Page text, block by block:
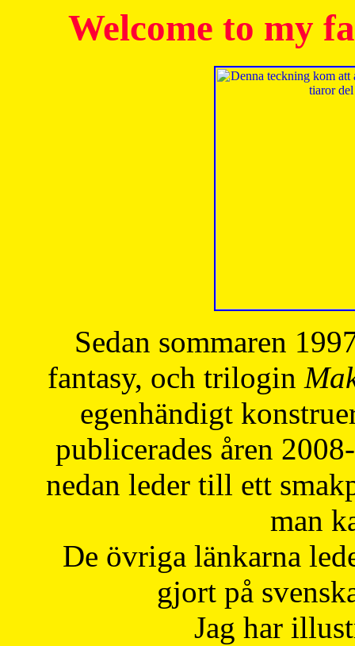
Welcome to my
Sedan sommaren
fantasy, och trilogin
egenhändigt
publicerades åren
nedan leder till ett
man
De övriga länkarna
gjort på
Jag har